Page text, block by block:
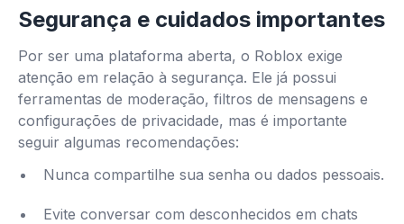
Segurança e cuidados importantes
Por ser uma plataforma aberta, o Roblox exige
atenção em relação à segurança. Ele já possui
ferramentas de moderação, filtros de mensagens e
configurações de privacidade, mas é importante
seguir algumas recomendações:
Nunca compartilhe sua senha ou dados pessoais.
Evite conversar com desconhecidos em chats